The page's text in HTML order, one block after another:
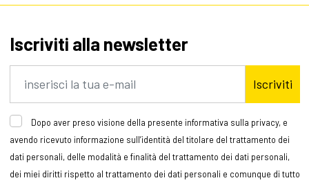
Iscriviti alla newsletter
Iscriviti
Dopo aver preso visione della presente informativa sulla privacy, e
avendo ricevuto informazione sull’identità del titolare del trattamento dei
dati personali, delle modalità e finalità del trattamento dei dati personali,
dei miei diritti rispetto al trattamento dei dati personali e comunque di tutto